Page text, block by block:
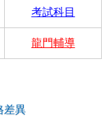
考試科目
龍門輔導
差異